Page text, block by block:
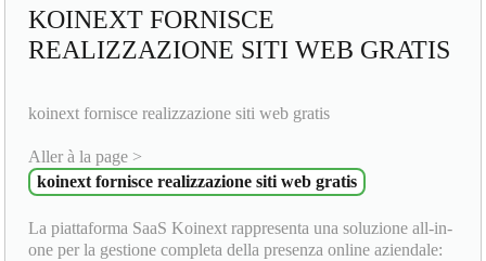
KOINEXT FORNISCE
REALIZZAZIONE SITI WEB GRATIS
koinext fornisce realizzazione siti web gratis
Aller à la page >
koinext fornisce realizzazione siti web gratis
La piattaforma SaaS Koinext rappresenta una soluzione all-in-
one per la gestione completa della presenza online aziendale: